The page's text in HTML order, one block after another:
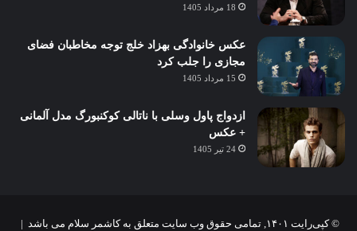
18 مرداد 1405
عکس خانوادگی بهزاد خلج توجه مخاطبان فضای
مجازی را جلب کرد
15 مرداد 1405
ازدواج پاول وسلی با ناتالی کوکنبورگ مدل آلمانی
+ عکس
24 تیر 1405
© کپی‌رایت ۱۴۰۱, تمامی حقوق وب سایت متعلق به کاشمر سلام می باشد |